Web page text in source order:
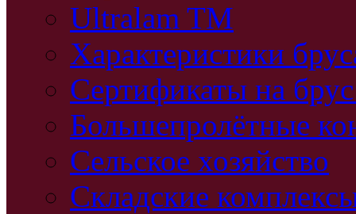
Ultralam TM
Характеристики
Сертификаты на
Большепролётные
Сельское хозяйство
Складские